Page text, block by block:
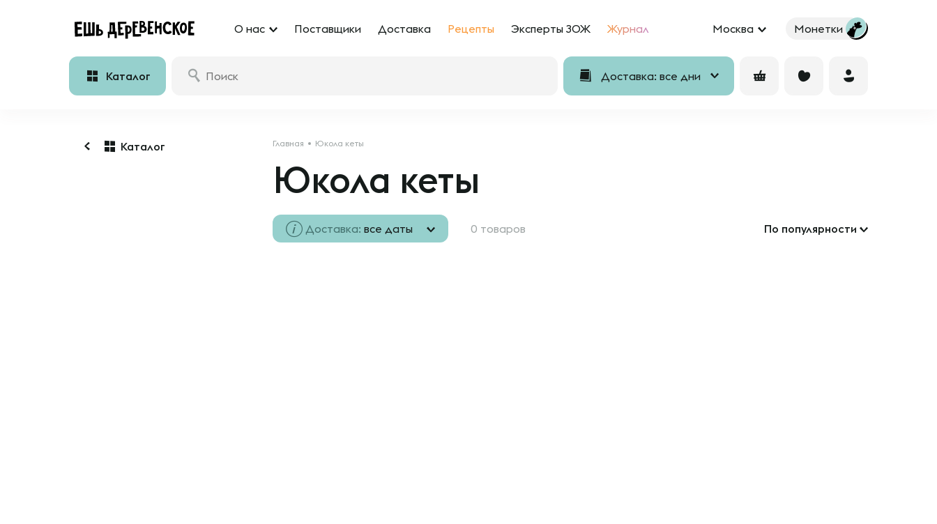
О нас Поставщики Доставка Рецепты Эксперты ЗОЖ Журнал Москва Монетки
Каталог Доставка: все дни
Каталог Главная Юкола кеты
Юкола кеты
Доставка: все даты 0 товаров По популярности